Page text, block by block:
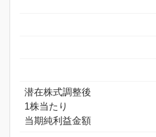
潜在株式調整後
1株当たり
当期純利益金額